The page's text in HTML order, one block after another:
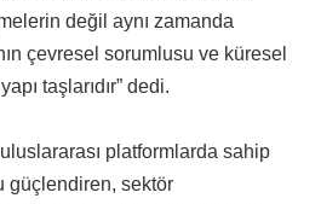
değil aynı zamanda
çevresel sorumlusu ve küresel
taşlarıdır” dedi.
platformlarda sahip
güçlendiren, sektör